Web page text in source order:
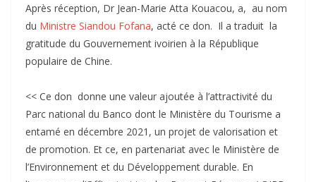
Après réception, Dr Jean-Marie Atta Kouacou, a, au nom
du Ministre Siandou Fofana, acté ce don. Il a traduit la
gratitude du Gouvernement ivoirien à la République
populaire de Chine.
<< Ce don donne une valeur ajoutée à l’attractivité du
Parc national du Banco dont le Ministère du Tourisme a
entamé en décembre 2021, un projet de valorisation et
de promotion. Et ce, en partenariat avec le Ministère de
l’Environnement et du Développement durable. En